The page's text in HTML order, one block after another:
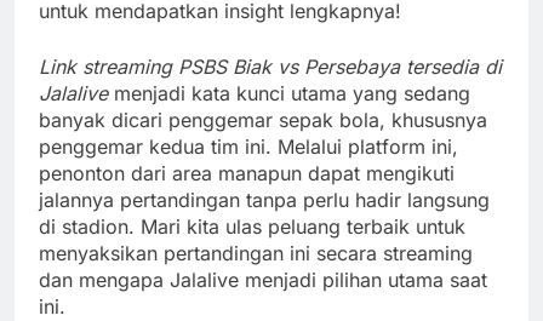
untuk mendapatkan insight lengkapnya!
Link streaming PSBS Biak vs Persebaya tersedia di
Jalalivemenjadi kata kunci utama yang sedang
banyak dicari penggemar sepak bola, khususnya
penggemar kedua tim ini. Melalui platform ini,
penonton dari area manapun dapat mengikuti
jalannya pertandingan tanpa perlu hadir langsung
di stadion. Mari kita ulas peluang terbaik untuk
menyaksikan pertandingan ini secara streaming
dan mengapa Jalalive menjadi pilihan utama saat
ini.